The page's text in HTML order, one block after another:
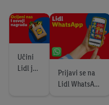
Uživaj u okusima
Azije
Od ponedjeljka, 3.8.
Učini
Lidl još
Prijavi se na
Lidl WhatsApp